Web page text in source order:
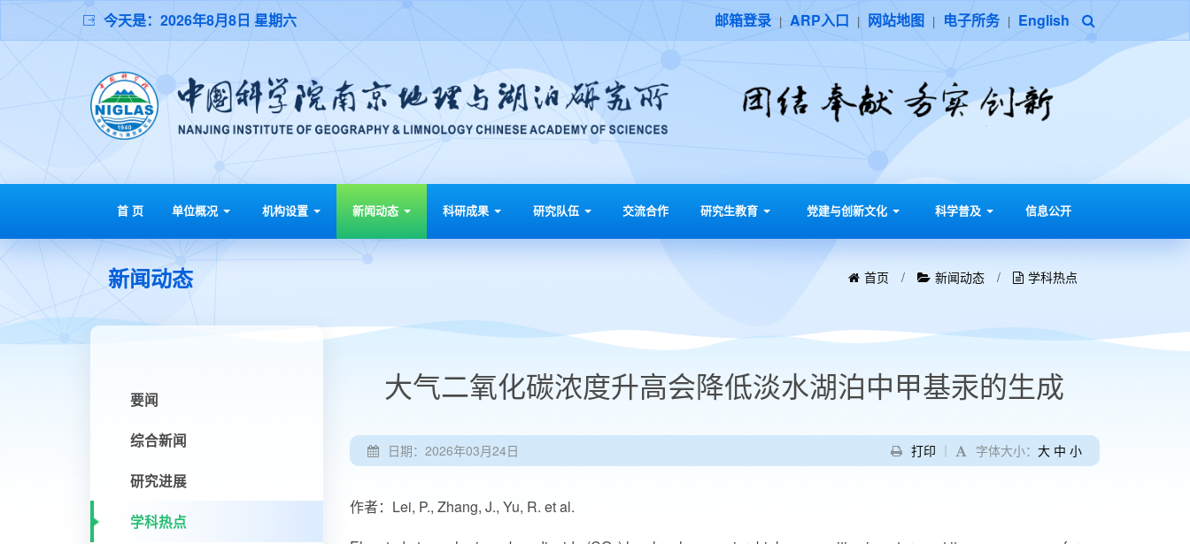
今天是： 2026年8月8日 星期六 邮箱登录 | ARP入口 | 网站地图 | 电子所务 | English
首 页 单位概况 机构设置 新闻动态 科研成果 研究队伍 交流合作 研究生教育 党建与创新文化 科学普及 信息公开
新闻动态 首页 / 新闻动态 / 学科热点
要闻
综合新闻
研究进展
学科热点
大气二氧化碳浓度升高会降低淡水湖泊中甲基汞的生成
打印 ｜ 字体大小： 大 中 小
日期：2026年03月24日
作者：Lei, P., Zhang, J., Yu, R. et al.